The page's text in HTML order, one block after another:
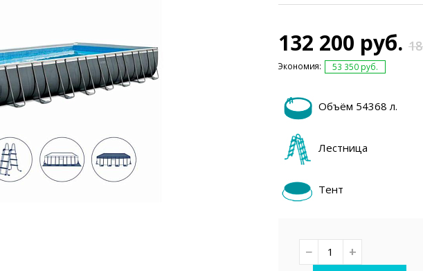
132 200 руб.
Экономия: 53 350 руб.
Объём 54368 л.
Лестница
Тент
− +